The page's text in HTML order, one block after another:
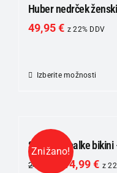
Huber nedrček
49,95€ z 22% DDV
Izberite možnosti
Znižano!
SKINY Kopalke
24,99 14,99€ z